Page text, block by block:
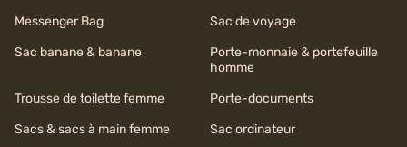
Messenger Bag
Sac de voyage
Sac banane & banane
Porte-monnaie & portefeuille
homme
Trousse de toilette femme
Porte-documents
Sacs & sacs à main femme
Sac ordinateur